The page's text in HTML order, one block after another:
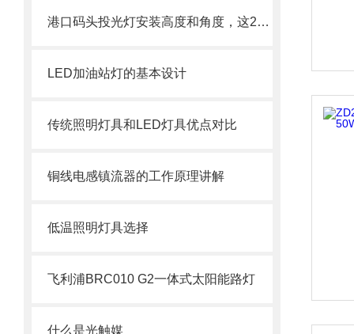
港口码头投光灯安装高度和角度，这2个参数搞错等于白装
LED加油站灯的基本设计
传统照明灯具和LED灯具优点对比
铜线电感镇流器的工作原理讲解
低温照明灯具选择
飞利浦BRC010 G2一体式太阳能路灯
什么是光触媒